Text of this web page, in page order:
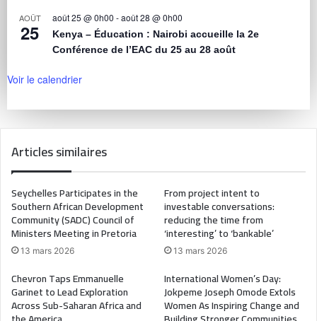
AOÛT
25
août 25 @ 0h00 -août 28 @ 0h00
Kenya – Éducation : Nairobi accueille la 2e
Conférence de l’EAC du 25 au 28 août
Voir le calendrier
Articles similaires
Seychelles Participates in the
Southern African Development
Community (SADC) Council of
Ministers Meeting in Pretoria
13 mars 2026
From project intent to
investable conversations:
reducing the time from
‘interesting’ to ‘bankable’
13 mars 2026
Chevron Taps Emmanuelle
Garinet to Lead Exploration
Across Sub-Saharan Africa and
International Women’s Day:
Jokpeme Joseph Omode Extols
Women As Inspiring Change and